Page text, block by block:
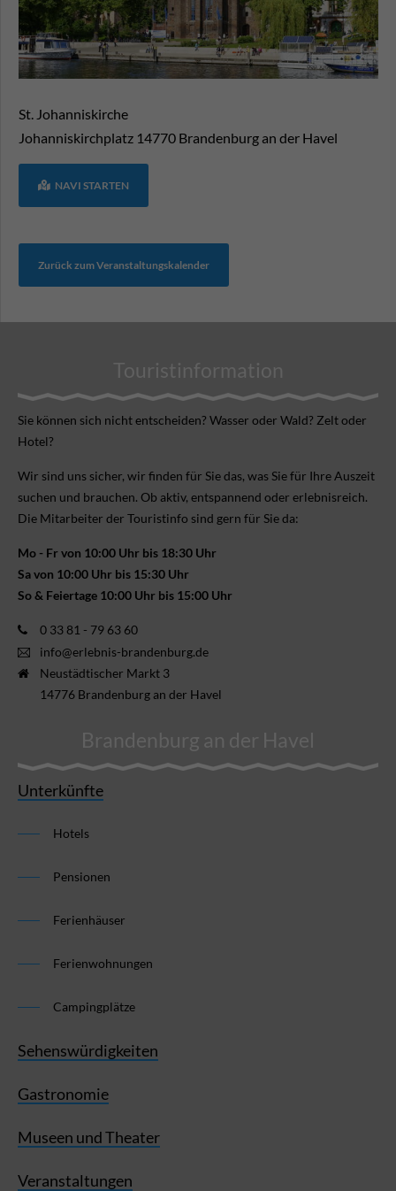
St. Johanniskirche
Johanniskirchplatz 14770 Brandenburg an der Havel
NAVI STARTEN
Zurück zum Veranstaltungskalender
Touristinformation
Sie können sich nicht ent­scheiden? Wasser oder Wald? Zelt oder
Hotel?
Wir sind uns sicher, wir finden für Sie das, was Sie für Ihre Aus­zeit
suchen und brauchen. Ob aktiv, ent­spannend oder erlebnis­reich.
Die Mitarbeiter der Touristinfo sind gern für Sie da:
Mo - Fr von 10:00 Uhr bis 18:30 Uhr
Sa von 10:00 Uhr bis 15:30 Uhr
So & Feiertage 10:00 Uhr bis 15:00 Uhr
0 33 81 - 79 63 60
info@erlebnis-brandenburg.de
Neustädtischer Markt 3
14776 Brandenburg an der Havel
Brandenburg an der Havel
Unterkünfte
Hotels
Pensionen
Ferienhäuser
Ferienwohnungen
Campingplätze
Sehenswürdigkeiten
Gastronomie
Museen und Theater
Veranstaltungen